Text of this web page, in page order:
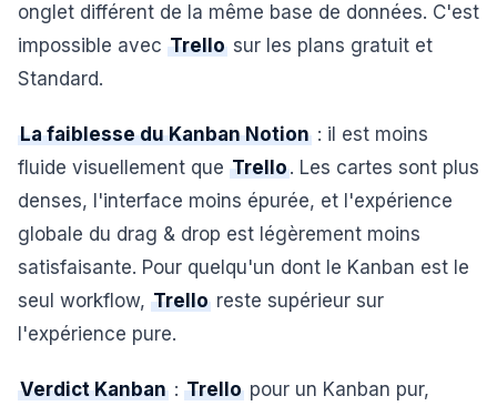
onglet différent de la même base de données. C'est
impossible avec Trello sur les plans gratuit et
Standard.
La faiblesse du Kanban Notion : il est moins
fluide visuellement que Trello. Les cartes sont plus
denses, l'interface moins épurée, et l'expérience
globale du drag & drop est légèrement moins
satisfaisante. Pour quelqu'un dont le Kanban est le
seul workflow, Trello reste supérieur sur
l'expérience pure.
Verdict Kanban : Trello pour un Kanban pur,